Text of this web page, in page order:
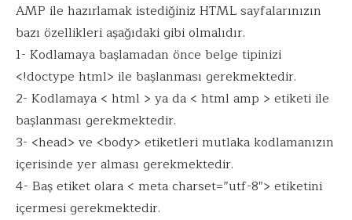
AMP ile hazırlamak istediğiniz HTML sayfalarınızın
bazı özellikleri aşağıdaki gibi olmalıdır.
1- Kodlamaya başlamadan önce belge tipinizi
<!doctype html> ile başlanması gerekmektedir.
2- Kodlamaya < html > ya da < html amp > etiketi ile
başlanması gerekmektedir.
3- <head> ve <body> etiketleri mutlaka kodlamanızın
içerisinde yer alması gerekmektedir.
4- Baş etiket olara < meta charset=”utf-8″> etiketini
içermesi gerekmektedir.